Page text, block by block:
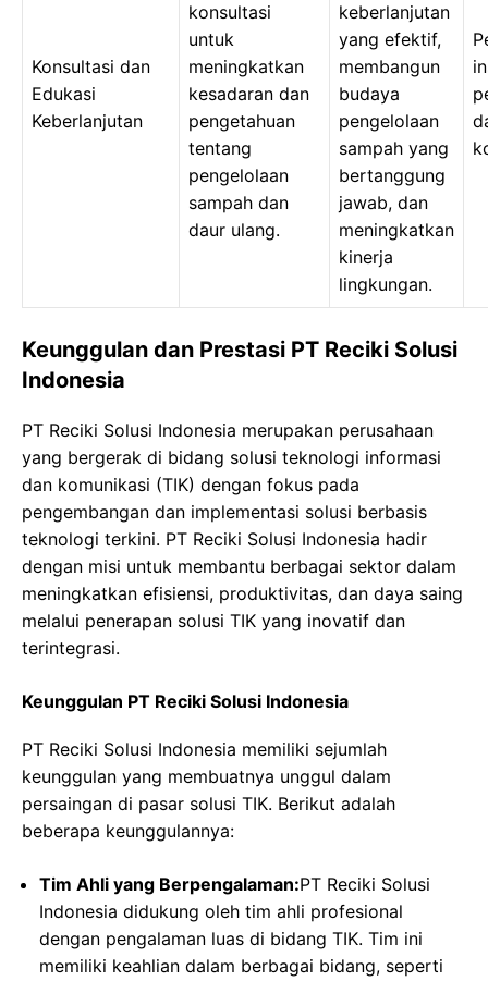
Konsultasi dan
Edukasi
Keberlanjutan
konsultasi
untuk
meningkatkan
kesadaran dan
pengetahuan
tentang
pengelolaan
sampah dan
daur ulang.
keberlanjutan
yang efektif,
membangun
budaya
pengelolaan
sampah yang
bertanggung
jawab, dan
meningkatkan
kinerja
lingkungan.
Keunggulan dan Prestasi PT Reciki Solusi
Indonesia
PT Reciki Solusi Indonesia merupakan perusahaan
yang bergerak di bidang solusi teknologi informasi
dan komunikasi (TIK) dengan fokus pada
pengembangan dan implementasi solusi berbasis
teknologi terkini. PT Reciki Solusi Indonesia hadir
dengan misi untuk membantu berbagai sektor dalam
meningkatkan efisiensi, produktivitas, dan daya saing
melalui penerapan solusi TIK yang inovatif dan
terintegrasi.
Keunggulan PT Reciki Solusi Indonesia
PT Reciki Solusi Indonesia memiliki sejumlah
keunggulan yang membuatnya unggul dalam
persaingan di pasar solusi TIK. Berikut adalah
beberapa keunggulannya:
Tim Ahli yang Berpengalaman:PT Reciki Solusi
Indonesia didukung oleh tim ahli profesional
dengan pengalaman luas di bidang TIK. Tim ini
memiliki keahlian dalam berbagai bidang, seperti